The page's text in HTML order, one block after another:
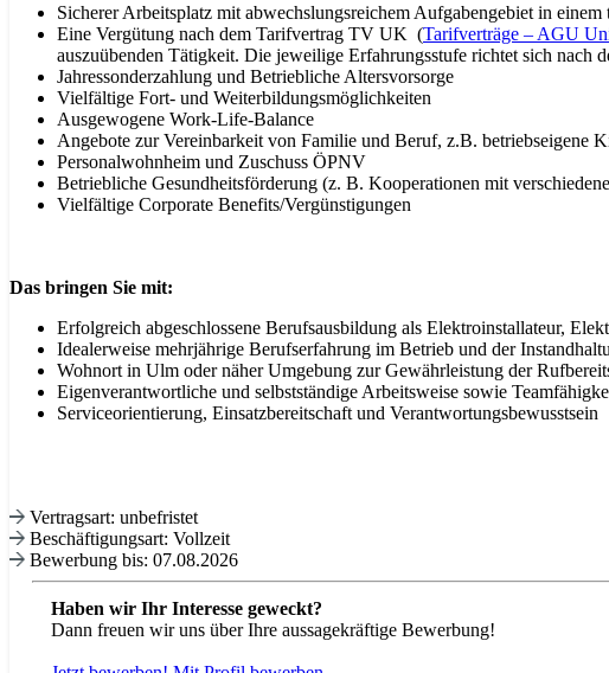
Sicherer Arbeitsplatz mit abwechslungsreichem Aufgabengebiet in
Eine Vergütung nach dem Tarifvertrag TV UK (Tarifverträge – AGU
auszuübenden Tätigkeit. Die jeweilige Erfahrungsstufe richtet sich nach
Jahressonderzahlung und Betriebliche Altersvorsorge
Vielfältige Fort- und Weiterbildungsmöglichkeiten
Ausgewogene Work-Life-Balance
Angebote zur Vereinbarkeit von Familie und Beruf, z.B. betriebseigene
Personalwohnheim und Zuschuss ÖPNV
Betriebliche Gesundheitsförderung (z. B. Kooperationen mit
Vielfältige Corporate Benefits/Vergünstigungen
Das bringen Sie mit:
Erfolgreich abgeschlossene Berufsausbildung als Elektroinstallateur,
Idealerweise mehrjährige Berufserfahrung im Betrieb und der
Wohnort in Ulm oder näher Umgebung zur Gewährleistung der
Eigenverantwortliche und selbstständige Arbeitsweise sowie
Serviceorientierung, Einsatzbereitschaft und Verantwortungsbewusstsein
Vertragsart: unbefristet
Beschäftigungsart: Vollzeit
Bewerbung bis: 07.08.2026
Haben wir Ihr Interesse geweckt?
Dann freuen wir uns über Ihre aussagekräftige Bewerbung!